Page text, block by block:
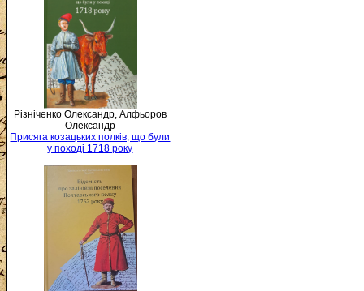
Різніченко Олександр, Алфьоров
Олександр
Присяга козацьких полків, що були
у поході 1718 року